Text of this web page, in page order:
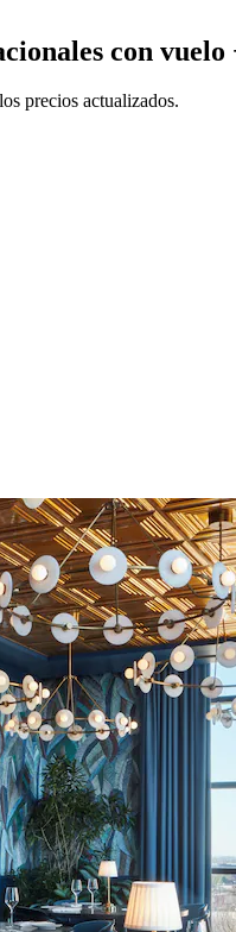
con
precios actualizados.